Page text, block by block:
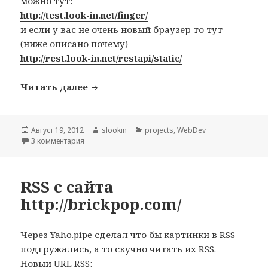
http://test.look-in.net/finger/
и если у вас не очень новый браузер то тут
(ниже описано почему)
http://rest.look-in.net/restapi/static/
Читать далее Отпечаток браузера или browser
Опубликовано
Август 19, 2012 Автор
slookin Рубрики
projects,WebDev
3 комментария
RSS с cайта
http://brickpop.com/
Через Yaho.pipe сделал что бы картинки в RSS
подгружались, а то скучно читать их RSS.
Новый URL RSS: